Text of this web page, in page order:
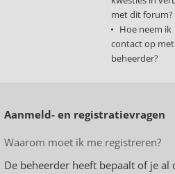
met dit forum?
Hoe neem ik
contact op
beheerder?
Aanmeld- en registratievragen
Waarom moet ik me registreren?
De beheerder heeft bepaalt of je